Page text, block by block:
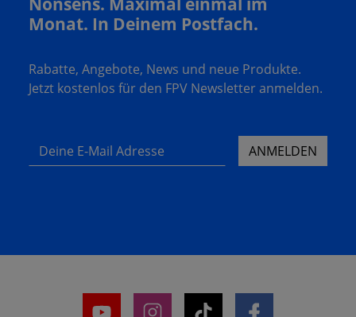
Monat. In Deinem Postfach.
Rabatte, Angebote, News und neue Produkte.
Jetzt kostenlos für den FPV Newsletter anmelden.
Deine E-Mail Adresse ANMELDEN